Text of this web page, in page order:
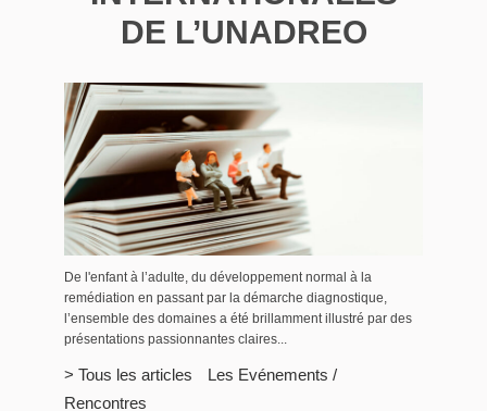
DE L’UNADREO
De l'enfant à l’adulte, du développement normal à la
remédiation en passant par la démarche diagnostique,
l’ensemble des domaines a été brillamment illustré par des
présentations passionnantes claires...
> Tous les articles
Les Evénements /
Rencontres